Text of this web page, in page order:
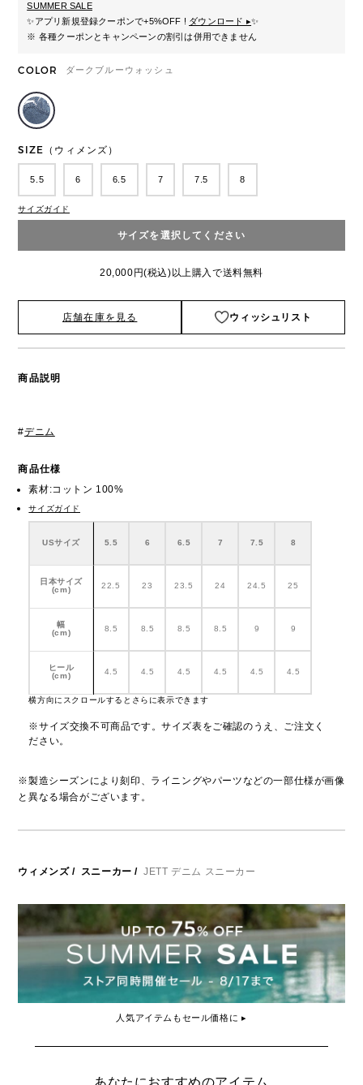
SUMMER SALE
✨アプリ新規登録クーポンで+5%OFF ! ダウンロード ▸✨
※ 各種クーポンとキャンペーンの割引は併用できません
COLOR ダークブルーウォッシュ
SIZE（ウィメンズ）
5.5 6 6.5 7 7.5 8
サイズガイド
サイズを選択してください
20,000円(税込)以上購入で送料無料
店舗在庫を見る ウィッシュリスト
商品説明
#デニム
商品仕様
素材:コットン 100%
サイズガイド
USサイズ 5.5 6 6.5 7 7.5 8
日本サイズ
(cm)
22.5 23 23.5 24 24.5 25
幅
(cm)
8.5 8.5 8.5 8.5 9 9
ヒール
(cm)
4.5 4.5 4.5 4.5 4.5 4.5
横方向にスクロールするとさらに表示できます
※サイズ交換不可商品です。サイズ表をご確認のうえ、ご注文く
ださい。
※製造シーズンにより刻印、ライニングやパーツなどの一部仕様が画像
と異なる場合がございます。
ウィメンズ/ スニーカー / JETT デニム スニーカー
人気アイテムもセール価格に ▸